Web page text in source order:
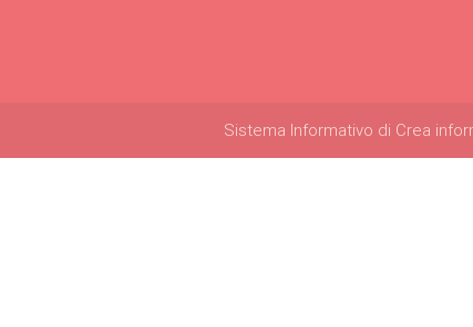
Sistema Informativo di Crea